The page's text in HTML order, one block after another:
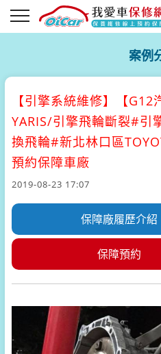
案例
【引擎系統維修】
【
YARIS/引擎飛輪斷裂#引
換飛輪#新北林口區
預約保障車廠
2019-08-23 17:07
保障廠履歷介紹
保障預約